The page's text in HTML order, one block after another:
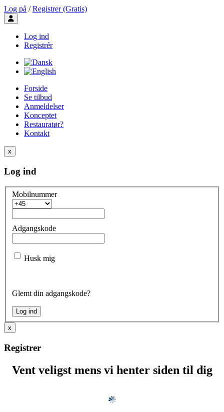
Log på / Registrer (Gratis)
Toggle user menu
Log ind
Registrér
Forside
Se tilbud
Anmeldelser
Konceptet
Restauratør?
Kontakt
x
Log ind
Mobilnummer
Adgangskode
Husk mig
Glemt din adgangskode?
x
Registrer
Vent veligst mens vi henter siden til dig